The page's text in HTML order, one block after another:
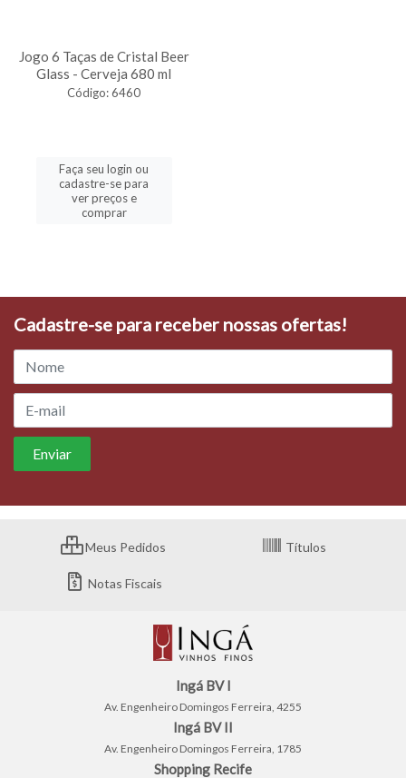
Jogo 6 Taças de Cristal Beer
Glass - Cerveja 680 ml
Código: 6460
Faça seu login ou
cadastre-se para
ver preços e
comprar
Cadastre-se para receber nossas ofertas!
Meus Pedidos Títulos
Notas Fiscais
Ingá BV I
Av. Engenheiro Domingos Ferreira, 4255
Ingá BV II
Av. Engenheiro Domingos Ferreira, 1785
Shopping Recife